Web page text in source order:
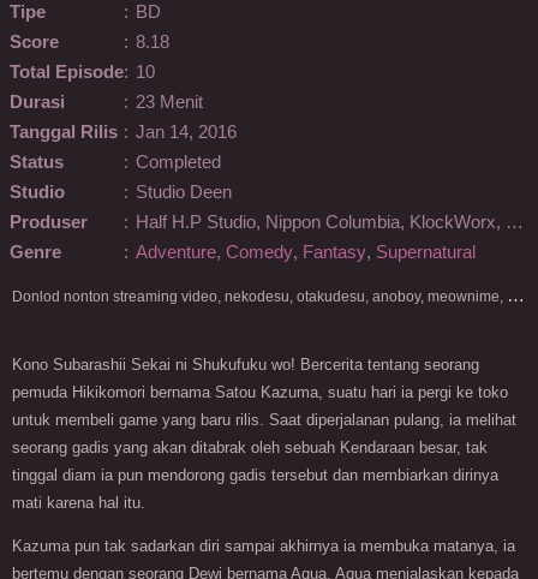
Tipe
: BD
Score
: 8.18
Total Episode: 10
Durasi
: 23 Menit
Tanggal Rilis : Jan 14, 2016
Status
: Completed
Studio
: Studio Deen
Produser
:
Half H.P Studio, Nippon Columbia, KlockWorx, Other.
Genre
: Adventure, Comedy, Fantasy, Supernatural
D
onlod nonton streaming video, nekodesu, otakudesu, anoboy, meownime, anitoki, meguminime, melody, oploverz, anoboy, nimegami, unduh, riie net, drivenime, myanimelist, MAL, kusonime, neonime, bstation, maxnime, Netflix, animeindo, anichin, crunchyroll, neonime, samehadaku, streaming, otakupoi, awsubs, anibatch, anikyojin, nekonime, kurogaze, zippyshare, vidio google drive, Muse Indonesia, kazefuri, iQIYI, Viu, Ani-One Asia, Animenonton, Otaku desu, Mangaku, Anibatch,Vidio, Genflix, Amazon Prime Video, 3GP, Mp4, 240p, Terlengkap.
Kono Subarashii Sekai ni Shukufuku wo! Bercerita tentang seorang
pemuda Hikikomori bernama Satou Kazuma, suatu hari ia pergi ke toko
untuk membeli game yang baru rilis. Saat diperjalanan pulang, ia melihat
seorang gadis yang akan ditabrak oleh sebuah Kendaraan besar, tak
tinggal diam ia pun mendorong gadis tersebut dan membiarkan dirinya
mati karena hal itu.
Kazuma pun tak sadarkan diri sampai akhirnya ia membuka matanya, ia
bertemu dengan seorang Dewi bernama Aqua, Aqua menjalaskan kepada